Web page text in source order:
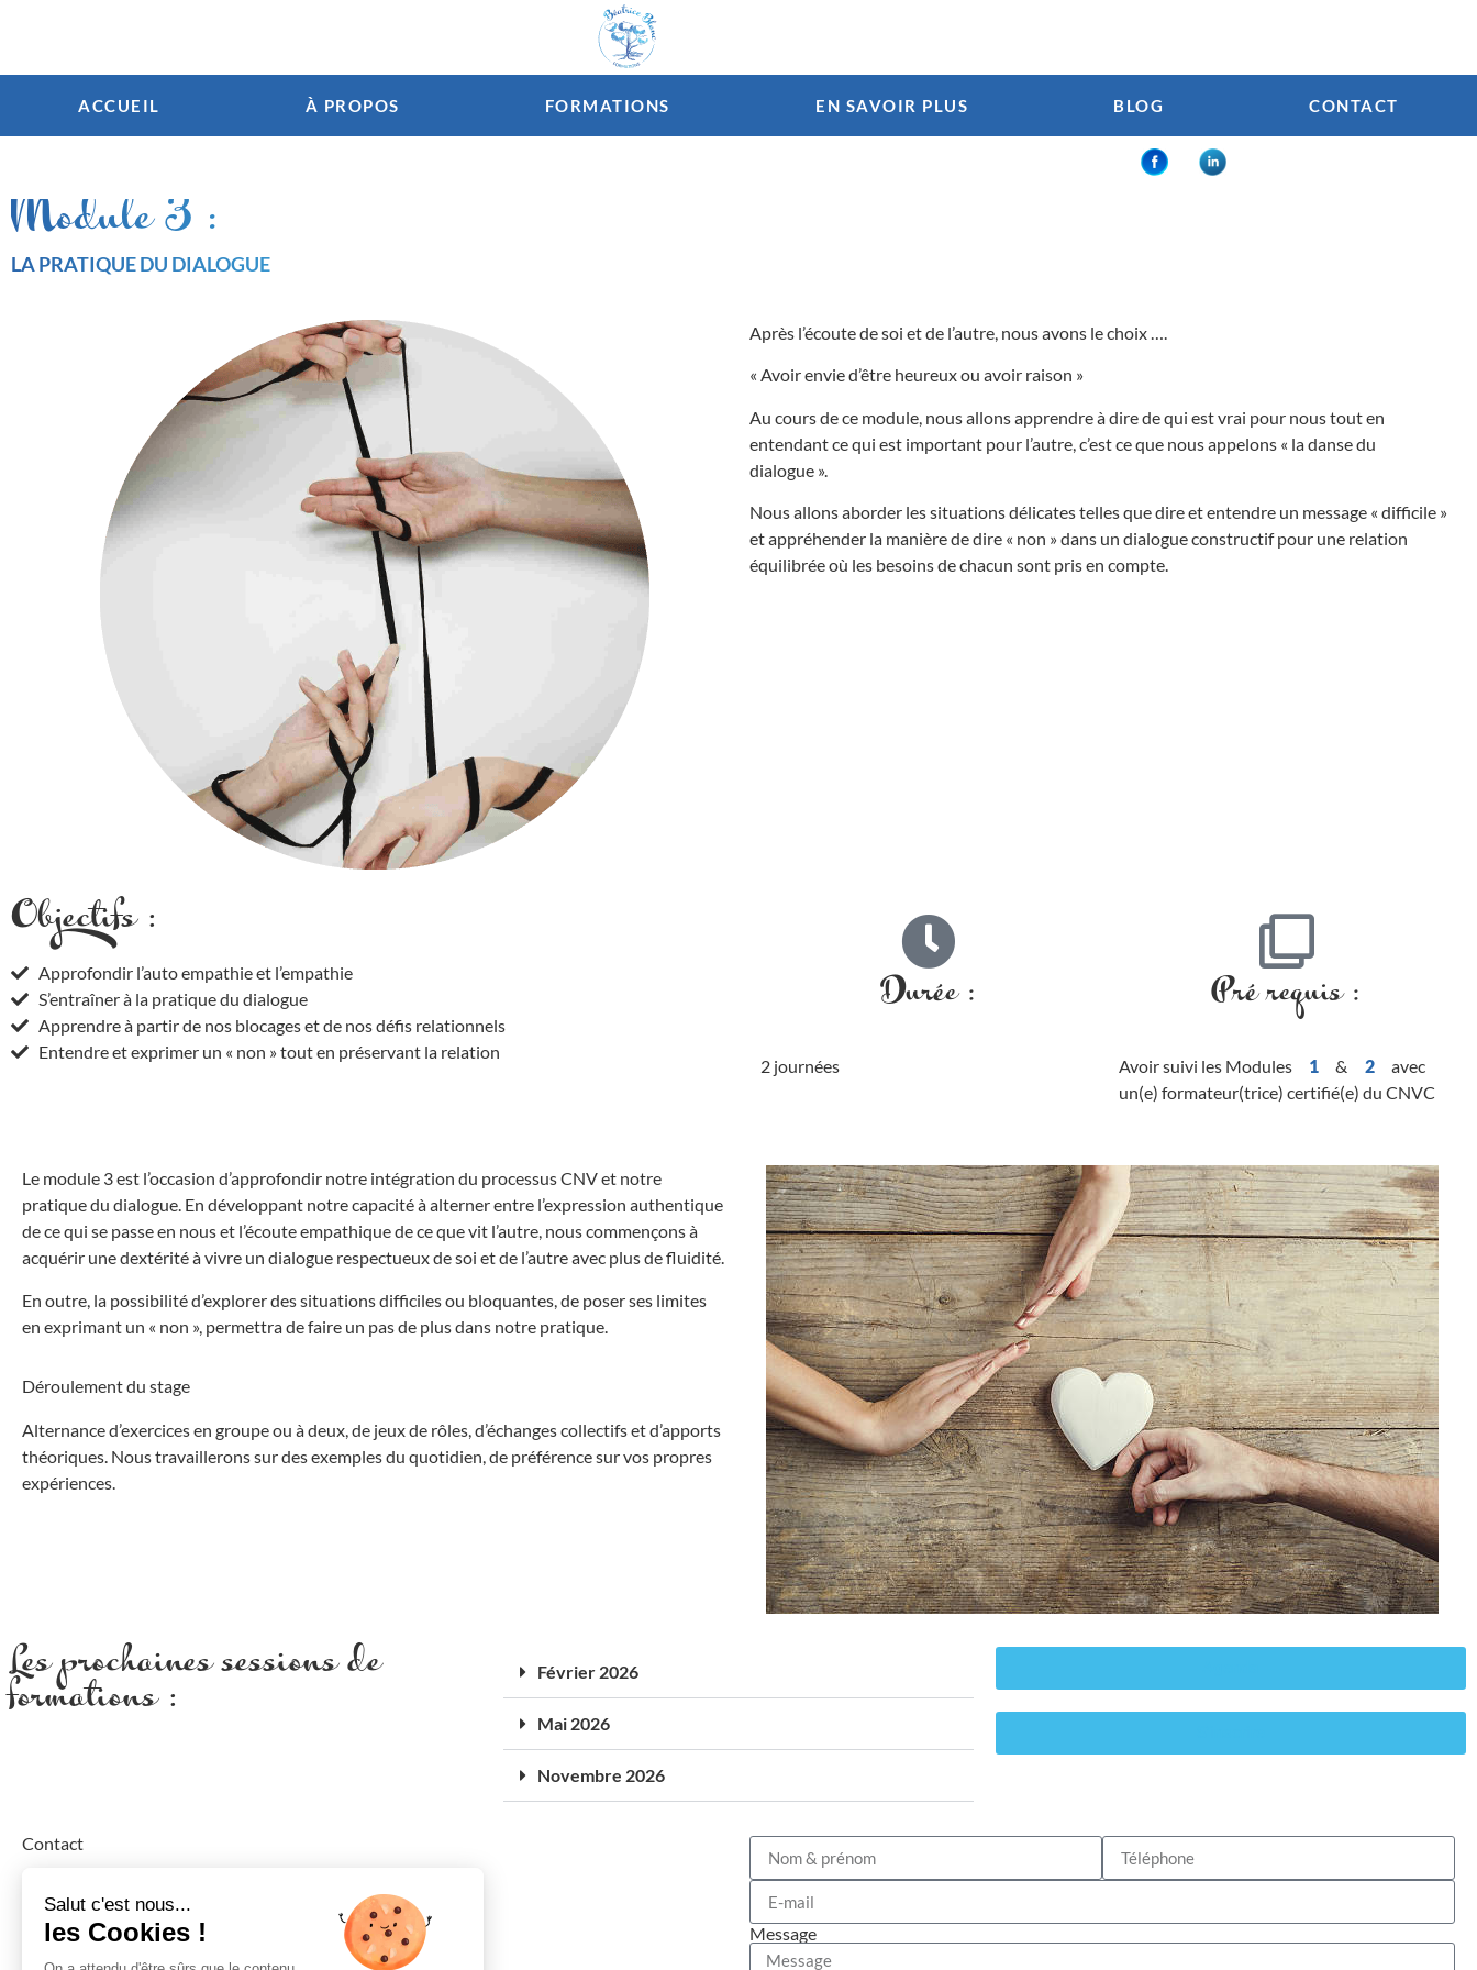
ACCUEIL À PROPOS FORMATIONS EN SAVOIR PLUS BLOG CONTACT
Module 3 :
LA PRATIQUE DU DIALOGUE
Après l’écoute de soi et de l’autre, nous avons le choix ….
« Avoir envie d’être heureux ou avoir raison »
Au cours de ce module, nous allons apprendre à dire de qui est vrai pour nous tout en
entendant ce qui est important pour l’autre, c’est ce que nous appelons « la danse du
dialogue ».
Nous allons aborder les situations délicates telles que dire et entendre un message « difficile »
et appréhender la manière de dire « non » dans un dialogue constructif pour une relation
équilibrée où les besoins de chacun sont pris en compte.
Objectifs :
Approfondir l’auto empathie et l’empathie
S’entraîner à la pratique du dialogue
Apprendre à partir de nos blocages et de nos défis relationnels
Entendre et exprimer un « non » tout en préservant la relation
Durée :
2 journées
Pré requis :
Avoir suivi les Modules 1 & 2
avec
un(e) formateur(trice) certifié(e) du CNVC
Le module 3 est l’occasion d’approfondir notre intégration du processus CNV et notre
pratique du dialogue. En développant notre capacité à alterner entre l’expression authentique
de ce qui se passe en nous et l’écoute empathique de ce que vit l’autre, nous commençons à
acquérir une dextérité à vivre un dialogue respectueux de soi et de l’autre avec plus de fluidité.
En outre, la possibilité d’explorer des situations difficiles ou bloquantes, de poser ses limites
en exprimant un « non », permettra de faire un pas de plus dans notre pratique.
Déroulement du stage
Alternance d’exercices en groupe ou à deux, de jeux de rôles, d’échanges collectifs et d’apports
théoriques. Nous travaillerons sur des exemples du quotidien, de préférence sur vos propres
expériences.
Les prochaines sessions de
formations : Février 2026
Mai 2026
Novembre 2026
Contact
Message